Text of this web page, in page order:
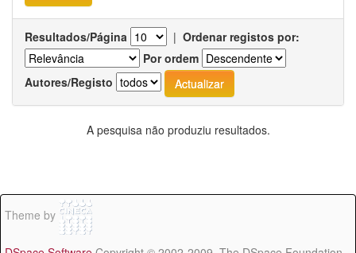
Resultados/Página | Ordenar registos por:
Por ordem
Autores/Registo
A pesquisa não produziu resultados.
Theme by